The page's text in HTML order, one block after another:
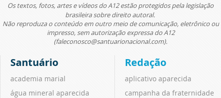
Os textos, fotos, artes e vídeos do A12 estão protegidos pela legislação
brasileira sobre direito autoral.
Não reproduza o conteúdo em outro meio de comunicação, eletrônico ou
impresso, sem autorização expressa do A12
(faleconosco@santuarionacional.com).
Santuário
academia marial
água mineral aparecida
Redação
aplicativo aparecida
campanha da fraternidade